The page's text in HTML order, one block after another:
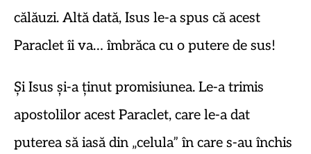
călăuzi. Altă dată, Isus le-a spus că acest
Paraclet îi va… îmbrăca cu o putere de sus!
Și Isus și-a ținut promisiunea. Le-a trimis
apostolilor acest Paraclet, care le-a dat
puterea să iasă din „celula” în care s-au închis